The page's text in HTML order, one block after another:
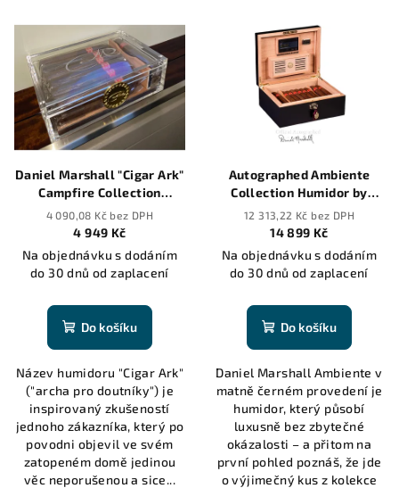
V
s
p
Daniel Marshall "Cigar Ark"
Campfire Collection
Transparent Humidor - 20
cigars
4 090,08 Kč bez DPH
4 949 Kč
Na objednávku s dodáním
do 30 dnů od zaplacení
Do košíku
Název humidoru "Cigar Ark"
("archa pro doutníky") je
inspirovaný zkušeností
jednoho zákazníka, který po
povodni objevil ve svém
zatopeném domě jedinou
věc neporušenou a sice...
Autographed Ambiente
Collection Humidor by
Daniel Marshall in black
matte - 65 cigars
12 313,22 Kč bez DPH
14 899 Kč
Na objednávku s dodáním
do 30 dnů od zaplacení
Do košíku
Daniel Marshall Ambiente v
matně černém provedení je
humidor, který působí
luxusně bez zbytečné
okázalosti – a přitom na
první pohled poznáš, že jde
o výjimečný kus z kolekce